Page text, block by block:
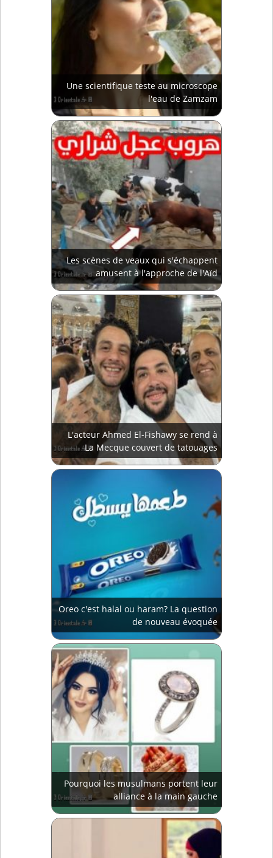
Une scientifique teste au microscope
l'eau de Zamzam
Les scènes de veaux qui s'échappent
amusent à l'approche de l'Aïd
L'acteur Ahmed El-Fishawy se rend à
La Mecque couvert de tatouages
Oreo c'est halal ou haram? La question
de nouveau évoquée
Pourquoi les musulmans portent leur
alliance à la main gauche